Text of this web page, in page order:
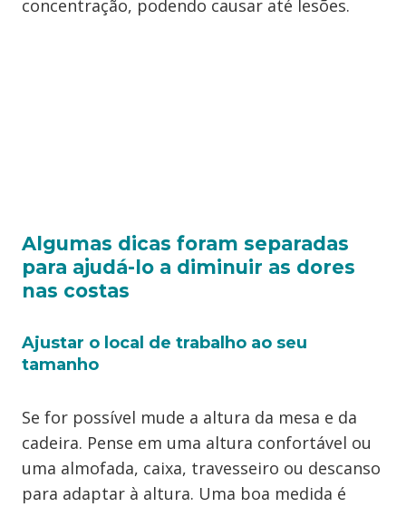
concentração, podendo causar até lesões.
Algumas dicas foram separadas
para ajudá-lo a diminuir as dores
nas costas
Ajustar o local de trabalho ao seu
tamanho
Se for possível mude a altura da mesa e da
cadeira. Pense em uma altura confortável ou
uma almofada, caixa, travesseiro ou descanso
para adaptar à altura. Uma boa medida é